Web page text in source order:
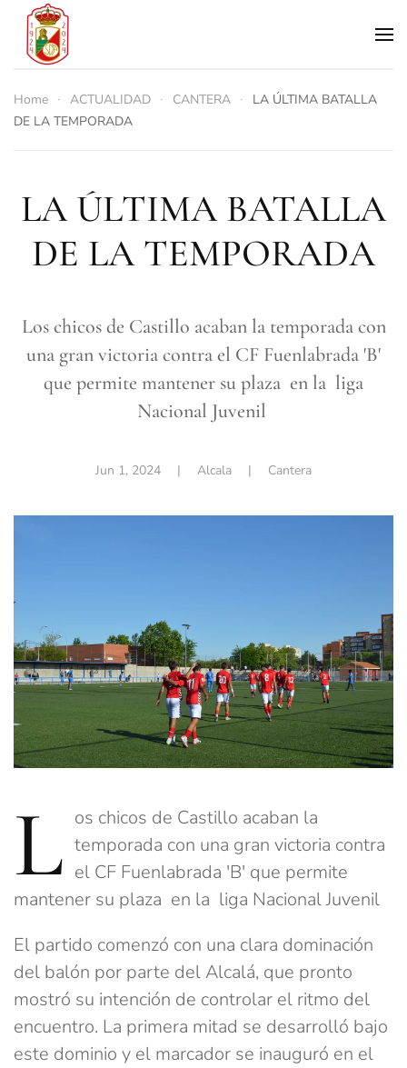
Skip to main content
Home ACTUALIDAD CANTERA
LA ÚLTIMA BATALLA
DE LA TEMPORADA
LA ÚLTIMA BATALLA
DE LA TEMPORADA
Los chicos de Castillo acaban la temporada con
una gran victoria contra el CF Fuenlabrada 'B'
que permite mantener su plaza en la liga
Nacional Juvenil
Jun 1, 2024 | Alcala | Cantera
L os chicos de Castillo acaban la
temporada con una gran victoria contra
el CF Fuenlabrada 'B' que permite
mantener su plaza en la liga Nacional Juvenil
El partido comenzó con una clara dominación
del balón por parte del Alcalá, que pronto
mostró su intención de controlar el ritmo del
encuentro. La primera mitad se desarrolló bajo
este dominio y el marcador se inauguró en el